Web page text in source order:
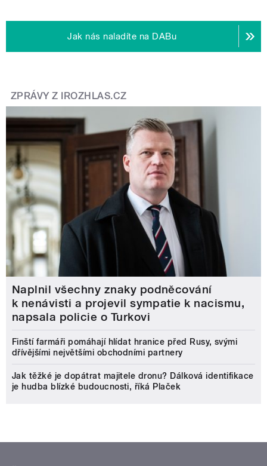
Jak nás naladíte na DABu
ZPRÁVY Z IROZHLAS.CZ
Naplnil všechny znaky podněcování
k nenávisti a projevil sympatie k nacismu,
napsala policie o Turkovi
Finští farmáři pomáhají hlídat hranice před Rusy, svými
dřívějšími největšími obchodními partnery
Jak těžké je dopátrat majitele dronu? Dálková identifikace
je hudba blízké budoucnosti, říká Plaček